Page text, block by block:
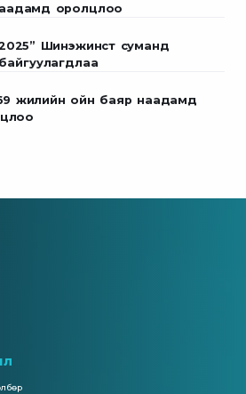
оролцлоо
Шинэжинст суманд
жилийн ойн баяр наадамд